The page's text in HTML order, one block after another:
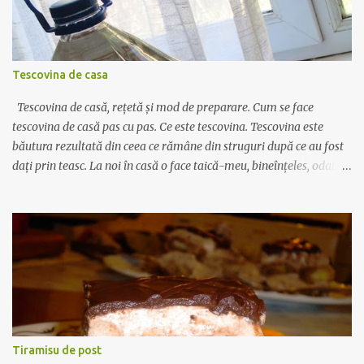
translucida se adauga lingurita de faina, se amesteca bine cu ceapa
si uleiul, si imediat se toarna un pahar de apa (200 ml) calda sau
supa de oase, daca aveti la indemana. Se amesteca des ca sa nu se
formeze cocoloase de faina, apoi se toarna sosul si ceapa peste
Tescovina de casa
Tescovina de casă, rețetă și mod de preparare. Cum se face
tescovina de casă pas cu pas. Ce este tescovina. Tescovina este
băutura rezultată din ceea ce rămâne din struguri după ce au fost
dați prin teasc. La noi în casă o face taică-meu, bineînțeles, odată
din zeamă e bine să rămână acolo. Apoi se pune boasca în saci de
plastic și se așteaptă măcar câteva zile. O puteți lăsa deoparte și 2-
3 luni, nu e nici o problemă. Apoi se pune într-un cazan de felul
celui din poză (dar e mult mai bine să fie din cupru), cazanul să nu
fie plin ochi, să rămână spațiu cam de o palmă. Apoi se pune
capacul peste cazan și se lipește de jur împrejurul vasului cu un
aluat făcut din făină cu apă. Un pic de aluat se pune și în partea de
sus, de unde iese țeava de cupru, ca să etanșeizeze vasul. Astfel,
Tiramisu de post